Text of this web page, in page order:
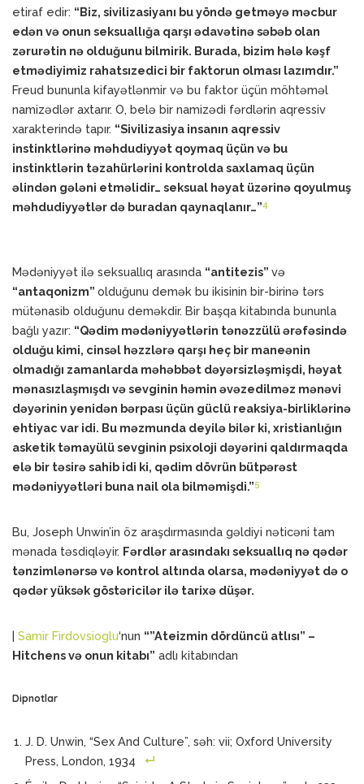
etiraf edir: “Biz, sivilizasiyanı bu yöndə getməyə məcbur
edən və onun seksuallığa qarşı ədavətinə səbəb olan
zərurətin nə olduğunu bilmirik. Burada, bizim hələ kəşf
etmədiyimiz rahatsızedici bir faktorun olması lazımdır.”
Freud bununla kifayətlənmir və bu faktor üçün möhtəməl
namizədlər axtarır. O, belə bir namizədi fərdlərin aqressiv
xarakterində tapır. “Sivilizasiya insanın aqressiv
instinktlərinə məhdudiyyət qoymaq üçün və bu
instinktlərin təzahürlərini kontrolda saxlamaq üçün
əlindən gələni etməlidir… seksual həyat üzərinə qoyulmuş
məhdudiyyətlər də buradan qaynaqlanır…”4
Mədəniyyət ilə seksuallıq arasında “antitezis” və
“antaqonizm” olduğunu demək bu ikisinin bir-birinə tərs
mütənasib olduğunu deməkdir. Bir başqa kitabında bununla
bağlı yazır: “Qədim mədəniyyətlərin tənəzzülü ərəfəsində
olduğu kimi, cinsəl həzzlərə qarşı heç bir maneənin
olmadığı zamanlarda məhəbbət dəyərsizləşmişdi, həyat
mənasızlaşmışdı və sevginin həmin əvəzedilməz mənəvi
dəyərinin yenidən bərpası üçün güclü reaksiya-birliklərinə
ehtiyac var idi. Bu məzmunda deyilə bilər ki, xristianlığın
asketik təmayülü sevginin psixoloji dəyərini qaldırmaqda
elə bir təsirə sahib idi ki, qədim dövrün bütpərəst
mədəniyyətləri buna nail ola bilməmişdi.”5
Bu, Joseph Unwin’in öz araşdırmasında gəldiyi nəticəni tam
mənada təsdiqləyir. Fərdlər arasındakı seksuallıq nə qədər
tənzimlənərsə və kontrol altında olarsa, mədəniyyət də o
qədər yüksək göstəricilər ilə tarixə düşər.
| Samir Firdovsioglu‘nun “”Ateizmin dördüncü atlısı” –
Hitchens və onun kitabı” adlı kitabından
Dipnotlar
J. D. Unwin, “Sex And Culture”, səh: vii; Oxford University
Press, London, 1934